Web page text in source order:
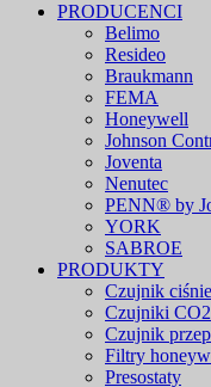
PRODUCENCI
Belimo
Resideo
Braukmann
FEMA
Honeywell
Johnson
Joventa
Nenutec
PENN® by
YORK
SABROE
PRODUKTY
Czujnik
Czujniki CO2
Czujnik
Filtry
Presostaty